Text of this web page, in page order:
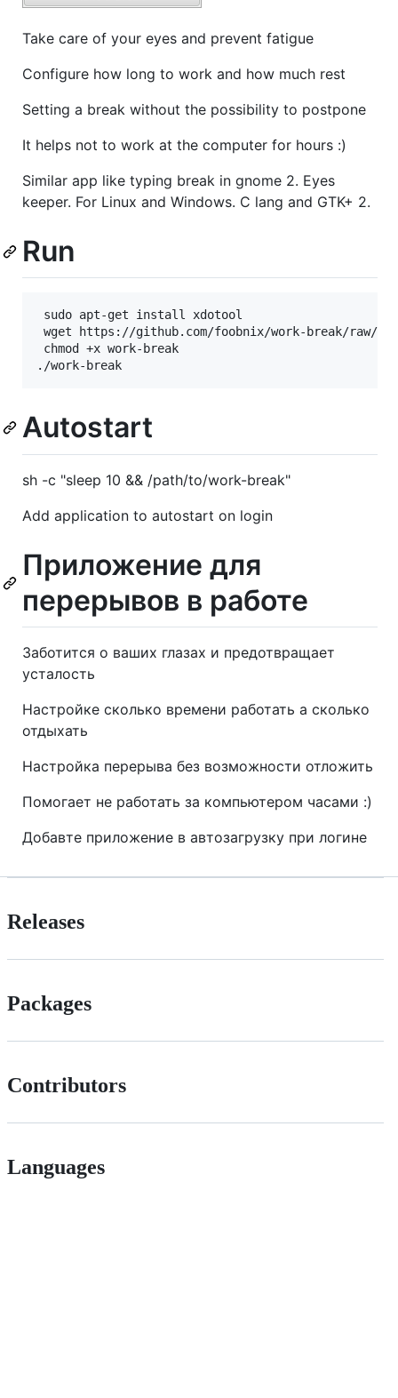
Take care of your eyes and prevent fatigue
Configure how long to work and how much rest
Setting a break without the possibility to postpone
It helps not to work at the computer for hours :)
Similar app like typing break in gnome 2. Eyes
keeper. For Linux and Windows. C lang and GTK+ 2.
Run
sudo apt-get install xdotool
wget https://github.com/foobnix/work-break/raw/
chmod +x work-break
Autostart
sh -c "sleep 10 && /path/to/work-break"
Add application to autostart on login
Приложение для
перерывов в работе
Заботится о ваших глазах и предотвращает
усталость
Настройке сколько времени работать а сколько
отдыхать
Настройка перерыва без возможности отложить
Помогает не работать за компьютером часами :)
Добавте приложение в автозагрузку при логине
Releases
Packages
Contributors
Languages